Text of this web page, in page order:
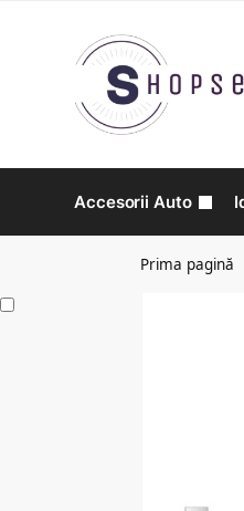
Accesorii Auto
Prima pagină